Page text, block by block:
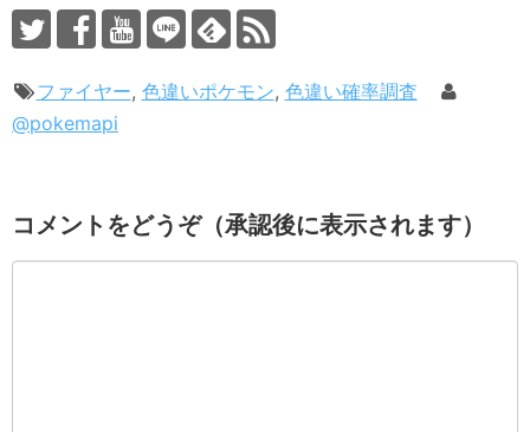
ファイヤー, 色違いポケモン, 色違い確率調査
@pokemapi
コメントをどうぞ（承認後に表示されます）